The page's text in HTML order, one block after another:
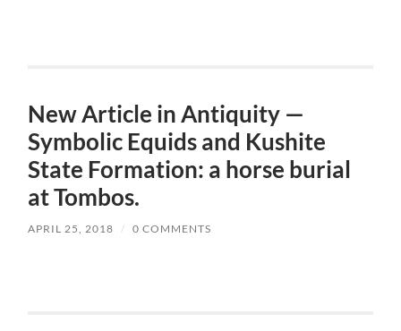
New Article in Antiquity —
Symbolic Equids and Kushite
State Formation: a horse burial
at Tombos.
APRIL 25, 2018 / 0 COMMENTS